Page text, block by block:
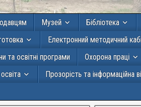
Музей Бібліотека
Електронний методичний
та освітні програми Охорона праці
Прозорість та інформаційна